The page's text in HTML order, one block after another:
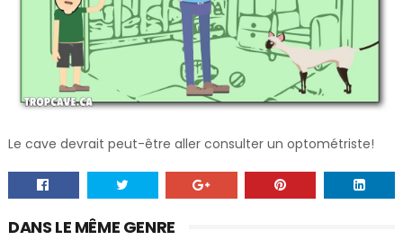
Le cave devrait peut-être aller consulter un optométriste!
DANS LE MÊME GENRE